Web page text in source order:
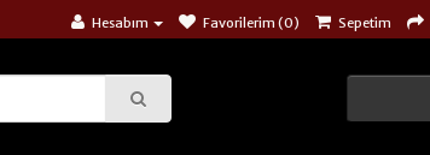
Hesabım Favorilerim (0) Sepetim